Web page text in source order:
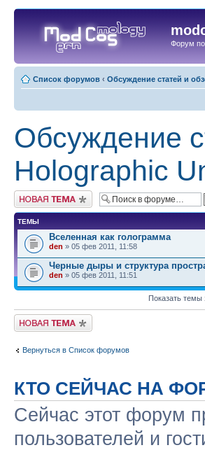
Форум
Список форумов ‹ Обсуждение статей и
Обсуждение
Holographic
Начать новую тему
ТЕМЫ
Вселенная как голограмма
den » 05 фев 2011, 11:58
Черные дыры и структура
den » 05 фев 2011, 11:51
Показать темы
Начать новую тему
Вернуться в Список форумов
КТО СЕЙЧАС НА
Сейчас этот форум
пользователей и